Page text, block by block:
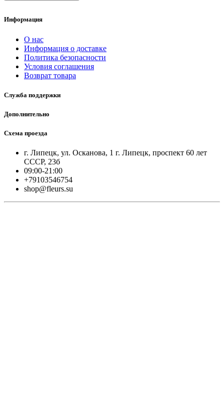
Информация
О нас
Информация о доставке
Политика безопасности
Условия соглашения
Возврат товара
Служба поддержки
Дополнительно
Схема проезда
г. Липецк, ул. Осканова, 1 г. Липецк, проспект 60 лет
СССР, 23б
09:00-21:00
+79103546754
shop@fleurs.su